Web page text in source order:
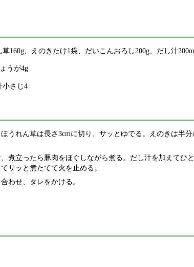
160g、えのきたけ1袋、だいこんおろし200g、だし汁
うが4g
小さじ4
うれん草は長さ3cmに切り、サッとゆでる。えのきは半
煮立ったら豚肉をほぐしながら煮る。だし汁を加えてひ
サッと煮たてて火を止める。
わせ、タレをかける。